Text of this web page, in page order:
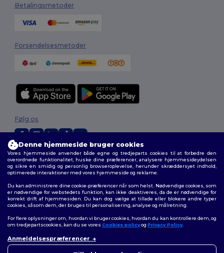
Betalingsmetoder
Forsendelsesmetoder
2026. Alle rettigheder forbeholdes
Vilkår og Betingelser|Tilpasset politik|Fortrolighedspolitik|Politik for
cookies|Sitemap
Følg os
Denne hjemmeside bruger cookies
Vores hjemmeside anvender både egne og tredjeparts cookies til at forbedre den
overordnede funktionalitet, huske dine præferencer, analysere hjemmesideydelsen
og sikre en smidig og personlig browseroplevelse, herunder skræddersyet indhold,
optimerede interaktioner med vores hjemmeside og reklame.
Du kan administrere dine cookie-præferencer når som helst. Nødvendige cookies, som
er nødvendige for webstedets funktion, kan ikke deaktiveres, da de er nødvendige for
korrekt drift af hjemmesiden. Du kan dog vælge at tillade eller blokere andre typer
cookies, såsom dem, der bruges til personalisering, analyse og målretning.
For flere oplysninger om, hvordan vi bruger cookies, hvordan du kan kontrollere dem, og
om tredjepartscookies, kan du se vores Cookies policyog Privacy Policy.
Anmeldelsespræferencer